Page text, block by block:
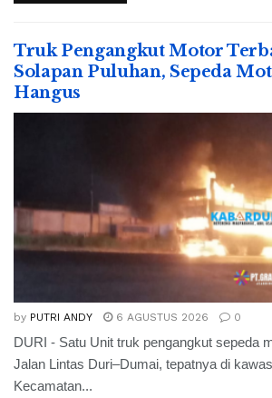
Truk Pengangkut Motor
Solapan Puluhan, Sepeda
Hangus
by PUTRI ANDY 6 AGUSTUS 2026 0
DURI - Satu Unit truk pengangkut sepeda
Jalan Lintas Duri–Dumai, tepatnya di
Kecamatan...